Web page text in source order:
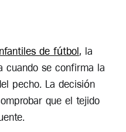
de fútbol, la
cuando se confirma la
pecho. La decisión
que el tejido